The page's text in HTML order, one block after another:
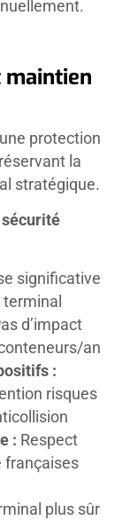
protection
la
stratégique.
significative
d’impact
an
:
risques
: Respect
françaises
plus sûr